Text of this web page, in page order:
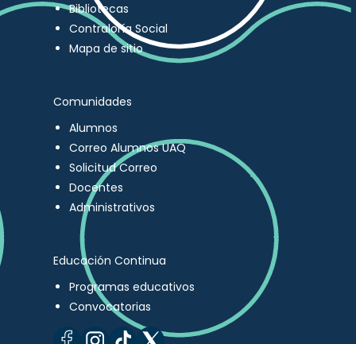
Bibliotecas
Contraloría Social
Mapa de sitio
Comunidades
Alumnos
Correo Alumnos UAQ
Solicitud Correo
Docentes
Administrativos
Educación Continua
Programas educativos
Convocatorias